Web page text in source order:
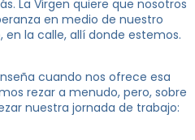
La Virgen quiere que nosotros
en medio de nuestro
la calle, allí donde estemos.
cuando nos ofrece esa
rezar a menudo, pero, sobre
nuestra jornada de trabajo: